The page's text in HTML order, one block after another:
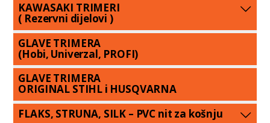
KAWASAKI TRIMERI
( Rezervni dijelovi )
GLAVE TRIMERA
(Hobi, Univerzal, PROFI)
GLAVE TRIMERA
ORIGINAL STIHL i HUSQVARNA
FLAKS, STRUNA, SILK – PVC nit za košnju